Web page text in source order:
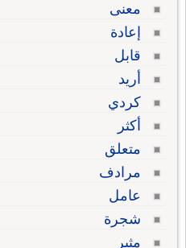
معنى
إعادة
قابل
أريد
كردي
أكثر
متعلق
مرادف
عامل
شجرة
مثير